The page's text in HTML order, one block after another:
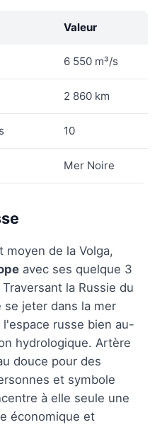
Valeur
6 550 m³/s
2 860 km
10
Mer Noire
moyen de la Volga,
avec ses quelque 3
la Russie du
se jeter dans la mer
russe bien au-
hydrologique. Artère
douce pour des
et symbole
à elle seule une
économique et